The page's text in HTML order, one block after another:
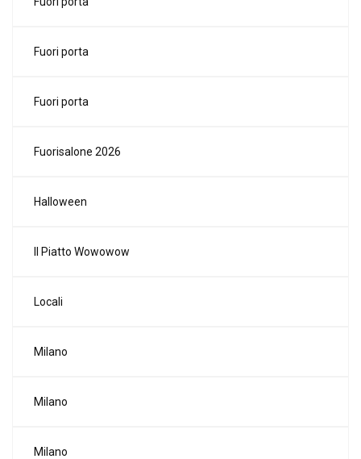
Fuori porta
Fuori porta
Fuorisalone 2026
Halloween
Il Piatto Wowowow
Locali
Milano
Milano
Milano